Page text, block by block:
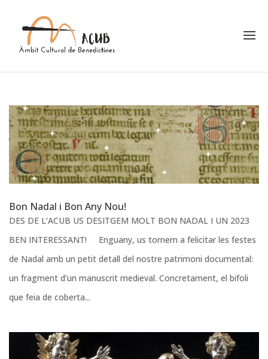
Bon Nadal i Bon Any Nou!
DES DE L’ACUB US DESITGEM MOLT BON NADAL I UN 2023
BEN INTERESSANT! Enguany, us tornem a felicitar les festes
de Nadal amb un petit detall del nostre patrimoni documental:
un fragment d’un manuscrit medieval. Concretament, el bifoli
que feia de coberta...